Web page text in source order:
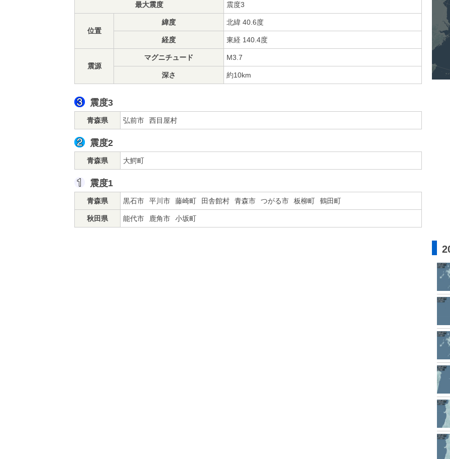
最大震度 震度3
位置
緯度 北緯 40.6度
経度 東経 140.4度
震源
マグニチュード M3.7
深さ 約10km
震度3
青森県 弘前市 西目屋村
震度2
青森県 大鰐町
震度1
青森県 黒石市 平川市 藤崎町 田舎館村 青森市 つがる市 板柳町 鶴田町
秋田県 能代市 鹿角市 小坂町